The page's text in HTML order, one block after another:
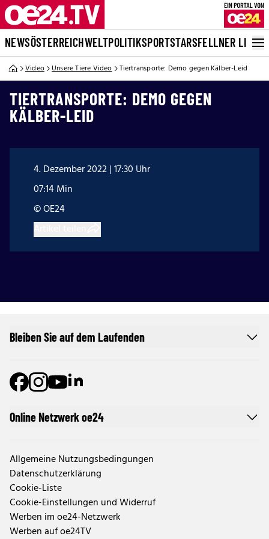
NEWSÖSTERREICHWELTPOLITIKSPORTSTARSFELLNER LIVE
Video Unsere Tiere Video Tiertransporte: Demo gegen Kälber-Leid
TIERTRANSPORTE: DEMO GEGEN
KÄLBER-LEID
4. Dezember 2022 | 17:30 Uhr
07:14 Min
© OE24
Online Netzwerk oe24
Allgemeine Nutzungsbedingungen
Datenschutzerklärung
Cookie-Liste
Cookie-Einstellungen und Widerruf
Werben im oe24-Netzwerk
Werben auf oe24TV
Bleiben Sie auf dem Laufenden